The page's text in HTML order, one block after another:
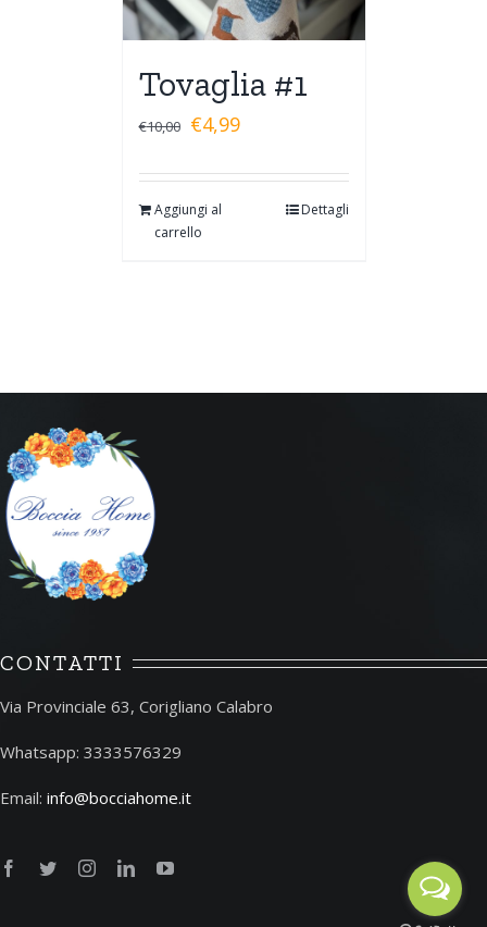
Tovaglia #1
€10,00 €4,99
Aggiungi al
carrello
Dettagli
CONTATTI
Via Provinciale 63, Corigliano Calabro
Whatsapp: 3333576329
Email: info@bocciahome.it